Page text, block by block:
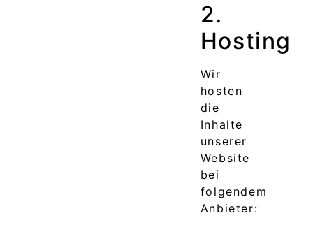
2.
Hosting
Wir
hosten
die
Inhalte
unserer
Website
bei
folgendem
Anbieter: